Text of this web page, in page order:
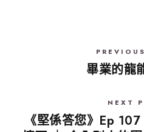
畢業的龍
NEXT
《堅係答您》Ep